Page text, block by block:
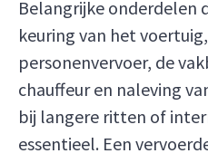
Belangrijke onderdelen
keuring van het
personenvervoer, de
chauffeur en naleving
bij langere ritten of
essentieel. Een